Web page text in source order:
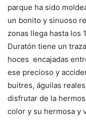
parque ha sido
un bonito y sinuoso
zonas llega hasta los
Duratón tiene un
hoces encajadas
ese precioso y
buitres, águilas
disfrutar de la
color y su hermosa y